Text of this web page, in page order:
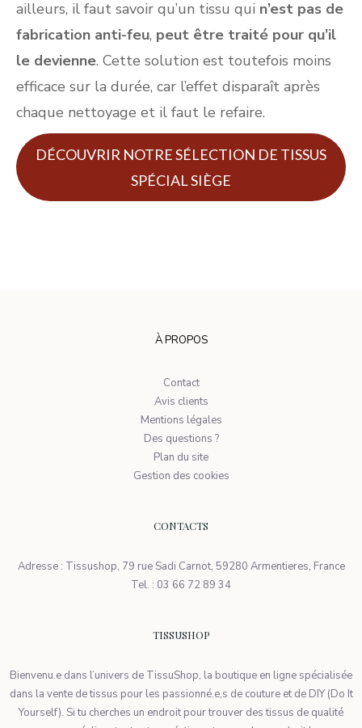
ailleurs, il faut savoir qu’un tissu qui n’est pas de
fabrication anti-feu, peut être traité pour qu’il
le devienne. Cette solution est toutefois moins
efficace sur la durée, car l’effet disparaît après
chaque nettoyage et il faut le refaire.
DÉCOUVRIR NOTRE SÉLECTION DE TISSUS
SPÉCIAL SIÈGE
À PROPOS
Contact
Avis clients
Mentions légales
Des questions ?
Plan du site
Gestion des cookies
CONTACTS
Adresse : Tissushop, 79 rue Sadi Carnot, 59280 Armentieres, France
Tel. : 03 66 72 89 34
TISSUSHOP
Bienvenu.e dans l’univers de TissuShop, la boutique en ligne spécialisée
dans la vente de tissus pour les passionné.e,s de couture et de DIY (Do It
Yourself). Si tu cherches un endroit pour trouver des tissus de qualité